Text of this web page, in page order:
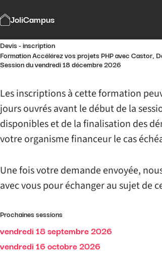
JoliCampus
Formation Accélérez vos projets PHP avec Castor,
Devis - inscription
Session du vendredi 18 décembre 2026
Les inscriptions à cette formation
jours ouvrés avant le début de la
disponibles et de la finalisation des
votre organisme financeur le cas
Une fois votre demande envoyée,
avec vous pour échanger au sujet de
Prochaines sessions
vendredi 18 septembre 2026
vendredi 16 octobre 2026